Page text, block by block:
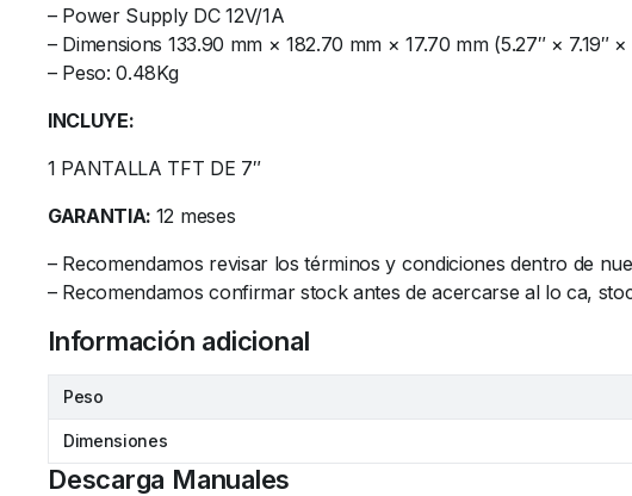
– Power Supply DC 12V/1A
– Dimensions 133.90 mm × 182.70 mm × 17.70 mm (5.27″ × 7.19″ ×
– Peso: 0.48Kg
INCLUYE:
1 PANTALLA TFT DE 7″
GARANTIA: 12 meses
– Recomendamos revisar los términos y condiciones dentro de
– Recomendamos confirmar stock antes de acercarse al lo ca,
Información adicional
Peso
Dimensiones
Descarga Manuales